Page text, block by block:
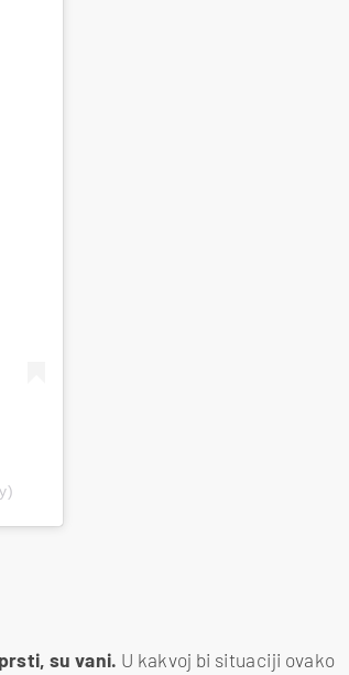
su vani. U kakvoj bi situaciji ovako